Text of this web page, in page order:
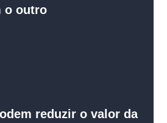
o outro
reduzir o valor da